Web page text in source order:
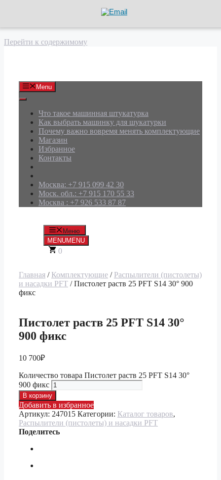
Перейти к содержимому
Menu
Что такое машинная штукатурка
Как выбрать машинку для шукатурки
Почему важно вовремя менять комплектующие
Магазин
Избранное
Контакты
Москва: +7 915 099 42 30
Моск. обл.: +7 915 170 55 33
Москва : +7 926 533 87 87
Меню
MENUMENU
0
Главная / Комплектующие / Распылители (пистолеты)
и насадки PFT / Пистолет раств 25 PFT S14 30° 900
фикс
Пистолет раств 25 PFT S14 30°
900 фикс
10 700₽
Количество товара Пистолет раств 25 PFT S14 30°
900 фикс
В корзину
Добавить в избранное
Артикул: 247015 Категории: Каталог товаров,
Распылители (пистолеты) и насадки PFT
Поделитесь